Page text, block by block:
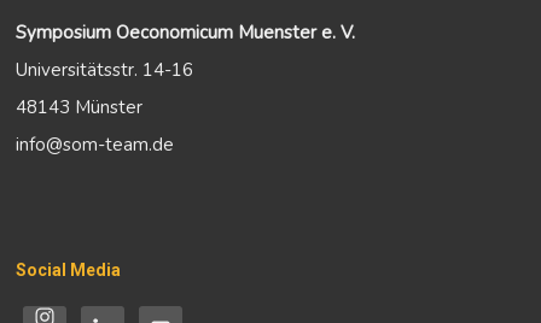
Symposium Oeconomicum Muenster e. V.
Universitätsstr. 14-16
48143 Münster
info@som-team.de
Social Media